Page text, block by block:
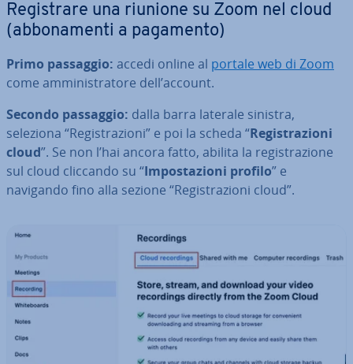
Re­gi­stra­re una riunione su Zoom nel cloud
(ab­bo­na­men­ti a pagamento)
Primo passaggio: accedi online al portale web di Zoom
come am­mi­ni­stra­to­re dell’account.
Secondo passaggio: dalla barra laterale sinistra,
seleziona “Re­gi­stra­zio­ni” e poi la scheda “Re­gi­stra­zio­ni
cloud”. Se non l’hai ancora fatto, abilita la re­gi­stra­zio­ne
sul cloud cliccando su “Im­po­sta­zio­ni profilo” e
navigando fino alla sezione “Re­gi­stra­zio­ni cloud”.